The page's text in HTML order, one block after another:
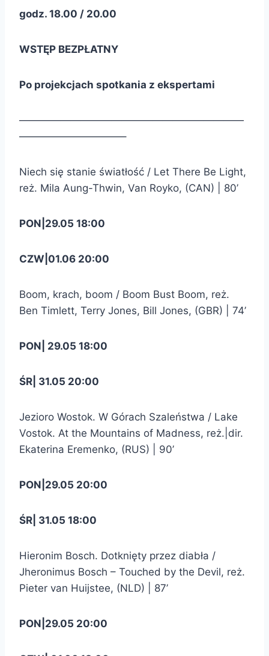
godz. 18.00 / 20.00
WSTĘP BEZPŁATNY
Po projekcjach spotkania z ekspertami
——————————————————————
——————————–
Niech się stanie światłość / Let There Be Light,
reż. Mila Aung-Thwin, Van Royko, (CAN) | 80’
PON|29.05 18:00
CZW|01.06 20:00
Boom, krach, boom / Boom Bust Boom, reż.
Ben Timlett, Terry Jones, Bill Jones, (GBR) | 74’
PON| 29.05 18:00
ŚR| 31.05 20:00
Jezioro Wostok. W Górach Szaleństwa / Lake
Vostok. At the Mountains of Madness, reż.|dir.
Ekaterina Eremenko, (RUS) | 90’
PON|29.05 20:00
ŚR| 31.05 18:00
Hieronim Bosch. Dotknięty przez diabła /
Jheronimus Bosch – Touched by the Devil, reż.
Pieter van Huijstee, (NLD) | 87’
PON|29.05 20:00